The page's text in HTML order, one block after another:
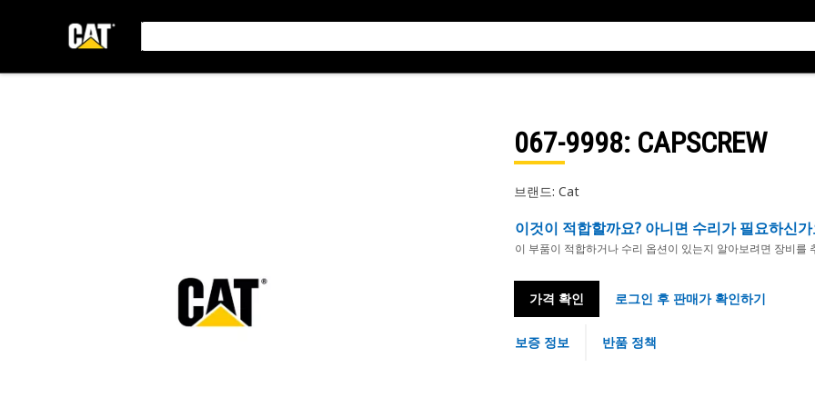
067-9998: CAPSCREW
브랜드: Cat
이것이 적합할까요? 아니면 수리가 필요하신가
이 부품이 적합하거나 수리 옵션이 있는지 알아보려면 장비를
가격 확인 로그인 후 판매가 확인하기
보증 정보 반품 정책